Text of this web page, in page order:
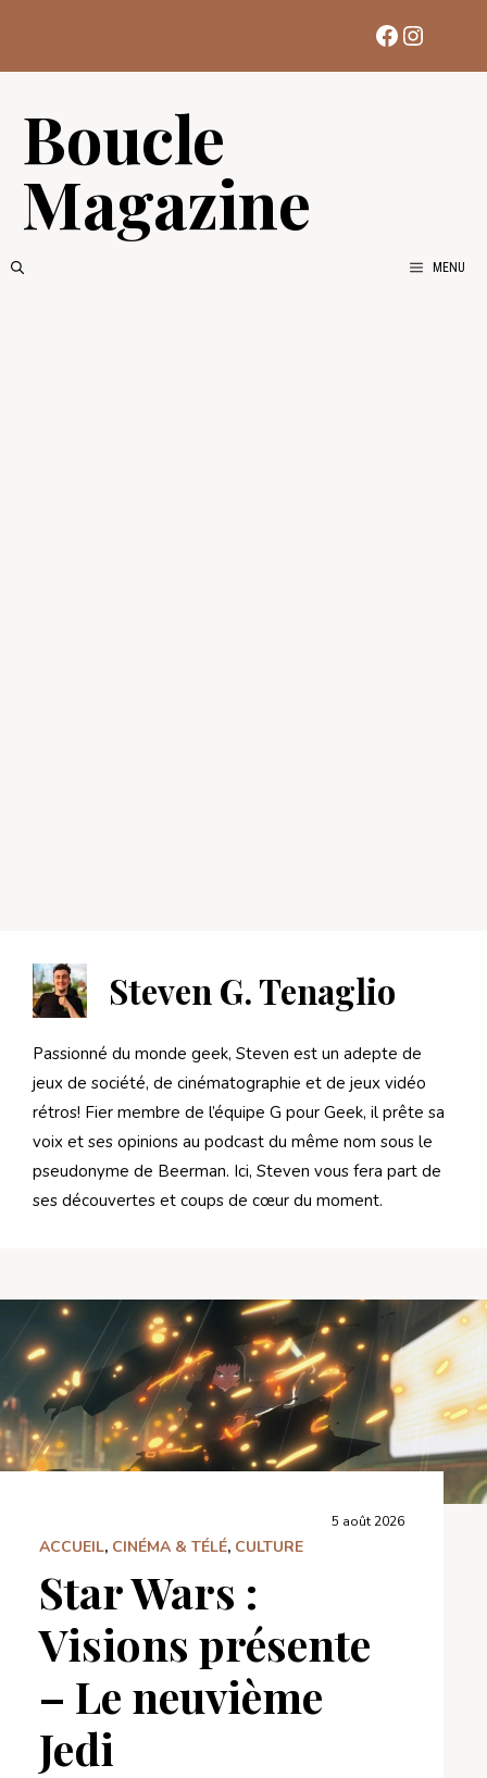
contenu
Facebook
Boucle
Magazine
MENU
Steven G. Tenaglio
Passionné du monde geek, Steven est un adepte de
jeux de société, de cinématographie et de jeux vidéo
rétros! Fier membre de l’équipe G pour Geek, il prête sa
voix et ses opinions au podcast du même nom sous le
pseudonyme de Beerman. Ici, Steven vous fera part de
ses découvertes et coups de cœur du moment.
5 août 2026
ACCUEIL, CINÉMA & TÉLÉ, CULTURE
Star Wars :
Visions présente
– Le neuvième
Jedi